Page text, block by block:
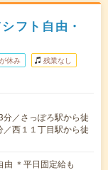
フト自由・
休み 残業なし
／さっぽろ駅から徒
西１１丁目駅から徒
由 ＊平日固定給も